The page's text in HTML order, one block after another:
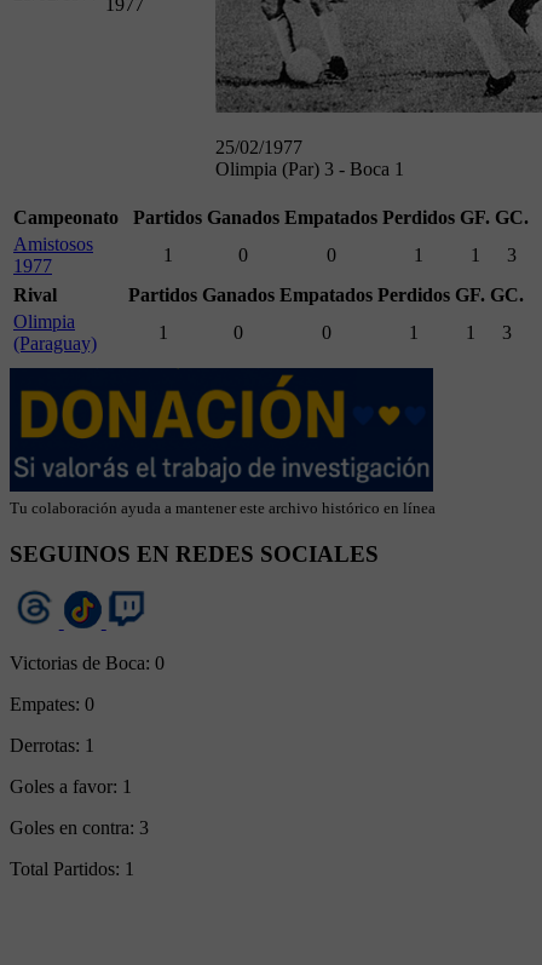
1977
25/02/1977
Olimpia (Par) 3 - Boca 1
Campeonato Partidos Ganados Empatados Perdidos GF. GC.
Amistosos
1977
1 0 0 1 1
3
Rival
Partidos Ganados Empatados Perdidos GF. GC.
Olimpia
(Paraguay)
1 0 0 1 1 3
Tu colaboración ayuda a mantener este archivo histórico en línea
SEGUINOS EN REDES SOCIALES
Victorias de Boca: 0
Empates: 0
Derrotas: 1
Goles a favor: 1
Goles en contra: 3
Total Partidos: 1